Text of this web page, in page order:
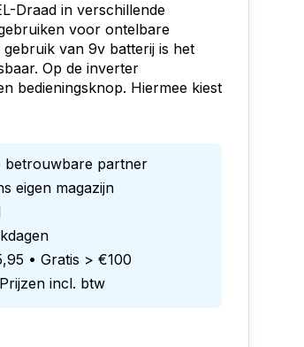
Draad in verschillende
voor ontelbare
van 9v batterij is het
Op de inverter
bedieningsknop. Hiermee kiest
betrouwbare partner
eigen magazijn
• Gratis > €100
incl. btw